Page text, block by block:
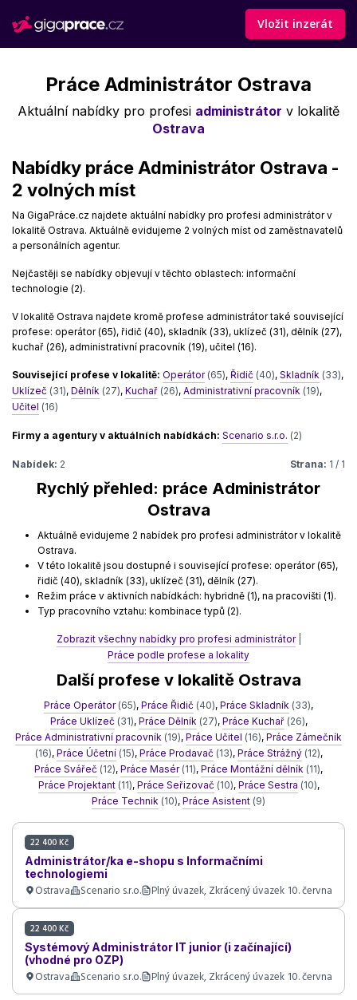
Vložit inzerát
Práce Administrátor Ostrava
Aktuální nabídky pro profesi administrátor v lokalitě
Ostrava
Nabídky práce Administrátor Ostrava -
2 volných míst
Na GigaPráce.cz najdete aktuální nabídky pro profesi administrátor v
lokalitě Ostrava. Aktuálně evidujeme 2 volných míst od zaměstnavatelů
a personálních agentur.
Nejčastěji se nabídky objevují v těchto oblastech: informační
technologie (2).
V lokalitě Ostrava najdete kromě profese administrátor také související
profese: operátor (65), řidič (40), skladník (33), uklízeč (31), dělník (27),
kuchař (26), administrativní pracovník (19), učitel (16).
Související profese v lokalitě: Operátor (65), Řidič (40), Skladník (33),
Uklízeč (31), Dělník (27), Kuchař (26), Administrativní pracovník (19),
Učitel (16)
Firmy a agentury v aktuálních nabídkách: Scenario s.r.o. (2)
Nabídek: 2 Strana: 1 / 1
Rychlý přehled: práce Administrátor
Ostrava
Aktuálně evidujeme 2 nabídek pro profesi administrátor v lokalitě
Ostrava.
V této lokalitě jsou dostupné i související profese: operátor (65),
řidič (40), skladník (33), uklízeč (31), dělník (27).
Režim práce v aktivních nabídkách: hybridně (1), na pracovišti (1).
Typ pracovního vztahu: kombinace typů (2).
Zobrazit všechny nabídky pro profesi administrátor
Práce podle profese a lokality
Další profese v lokalitě Ostrava
Práce Operátor (65), Práce Řidič (40), Práce Skladník (33),
Práce Uklízeč (31), Práce Dělník (27), Práce Kuchař (26),
Práce Administrativní pracovník (19), Práce Učitel (16), Práce Zámečník
(16), Práce Účetní (15), Práce Prodavač (13), Práce Strážný (12),
Práce Svářeč (12), Práce Masér (11), Práce Montážní dělník (11),
Práce Projektant (11), Práce Seřizovač (10), Práce Sestra (10),
Práce Technik (10), Práce Asistent (9)
22 400 Kč
Administrátor/ka e-shopu s Informačními
technologiemi
Ostrava Scenario s.r.o. Plný úvazek, Zkrácený úvazek 10. června
22 400 Kč
Systémový Administrátor IT junior (i začínající)
(vhodné pro OZP)
Ostrava Scenario s.r.o. Plný úvazek, Zkrácený úvazek 10. června